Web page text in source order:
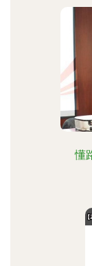
懂